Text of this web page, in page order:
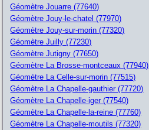
Géomètre Jouarre (77640)
Géomètre Jouy-le-chatel (77970)
Géomètre Jouy-sur-morin (77320)
Géomètre Juilly (77230)
Géomètre Jutigny (77650)
Géomètre La Brosse-montceaux (77940)
Géomètre La Celle-sur-morin (77515)
Géomètre La Chapelle-gauthier (77720)
Géomètre La Chapelle-iger (77540)
Géomètre La Chapelle-la-reine (77760)
Géomètre La Chapelle-moutils (77320)